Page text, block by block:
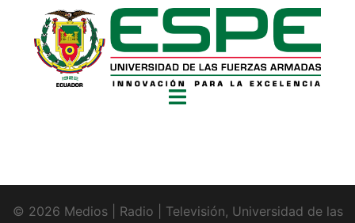
© 2026 Medios | Radio | Televisión, Universidad de las